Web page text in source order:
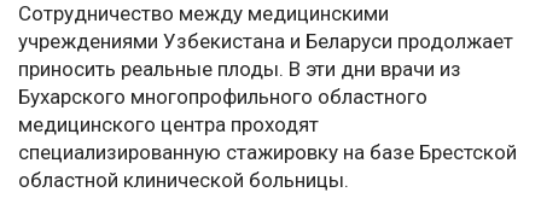
Сотрудничество между медицинскими
учреждениями Узбекистана и Беларуси продолжает
приносить реальные плоды. В эти дни врачи из
Бухарского многопрофильного областного
медицинского центра проходят
специализированную стажировку на базе Брестской
областной клинической больницы.